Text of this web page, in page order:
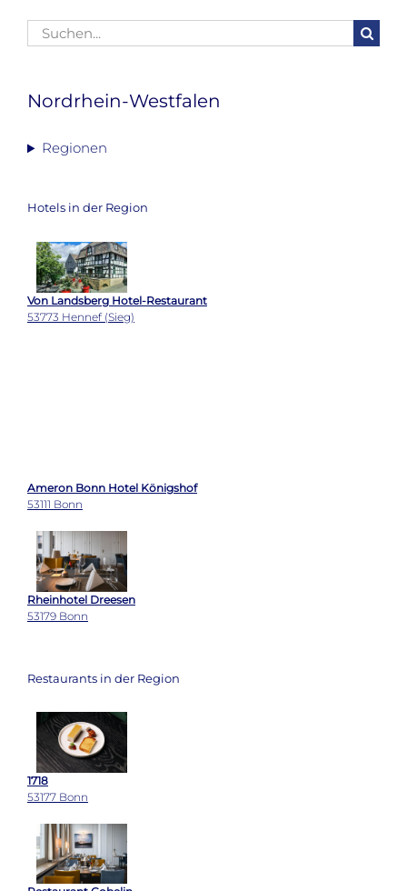
Suche
nach:
Nordrhein-Westfalen
Regionen
Hotels in der Region
Von Landsberg Hotel-Restaurant
53773 Hennef (Sieg)
Rheinhotel Dreesen
53179 Bonn
Restaurants in der Region
1718
53177 Bonn
Restaurant Gobelin
53179 Bonn